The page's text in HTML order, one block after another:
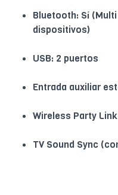
Bluetooth: Sí
dispositivos)
USB: 2 puertos
Entrada auxiliar
Wireless Party Link
TV Sound Sync